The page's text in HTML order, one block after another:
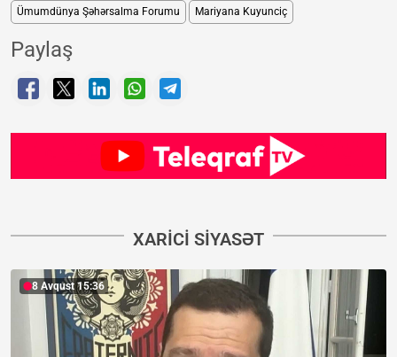
Ümumdünya Şəhərsalma Forumu
Mariyana Kuyunciç
Paylaş
XARICI SIYASƏT
8 Avqust 15:36